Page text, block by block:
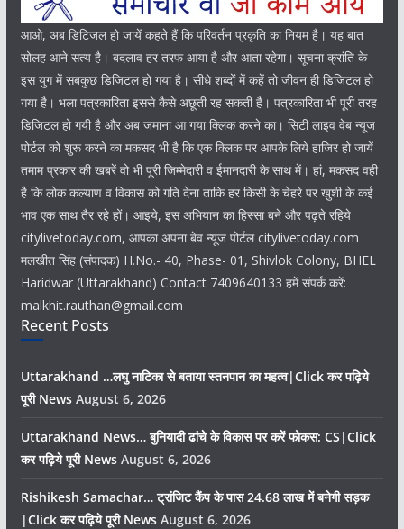
आओ, अब डिटिजल हो जायें कहते हैं कि परिवर्तन प्रकृति का नियम है। यह बात
सोलह आने सत्य है। बदलाव हर तरफ आया है और आता रहेगा। सूचना क्रांति के
इस युग में सबकुछ डिजिटल हो गया है। सीधे शब्दों में कहें तो जीवन ही डिजिटल हो
गया है। भला पत्रकारिता इससे कैसे अछूती रह सकती है। पत्रकारिता भी पूरी तरह
डिजिटल हो गयी है और अब जमाना आ गया क्लिक करने का। सिटी लाइव वेब न्यूज
पोर्टल को शुरू करने का मकसद भी है कि एक क्लिक पर आपके लिये हाजिर हो जायें
तमाम प्रकार की खबरें वो भी पूरी जिम्मेदारी व ईमानदारी के साथ में। हां, मकसद वही
है कि लोक कल्याण व विकास को गति देना ताकि हर किसी के चेहरे पर खुशी के कई
भाव एक साथ तैर रहे हों। आइये, इस अभियान का हिस्सा बने और पढ़ते रहिये
citylivetoday.com, आपका अपना बेव न्यूज पोर्टल citylivetoday.com
मलखीत सिंह (संपादक) H.No.- 40, Phase- 01, Shivlok Colony, BHEL
Haridwar (Uttarakhand) Contact 7409640133 हमें संपर्क करें:
malkhit.rauthan@gmail.com
Recent Posts
Uttarakhand …लघु नाटिका से बताया स्तनपान का महत्व|Click कर पढ़िये
पूरी News August 6, 2026
Uttarakhand News… बुनियादी ढांचे के विकास पर करें फोकस: CS|Click
कर पढ़िये पूरी News August 6, 2026
Rishikesh Samachar… ट्रांजिट कैंप के पास 24.68 लाख में बनेगी सड़क
|Click कर पढ़िये पूरी News August 6, 2026